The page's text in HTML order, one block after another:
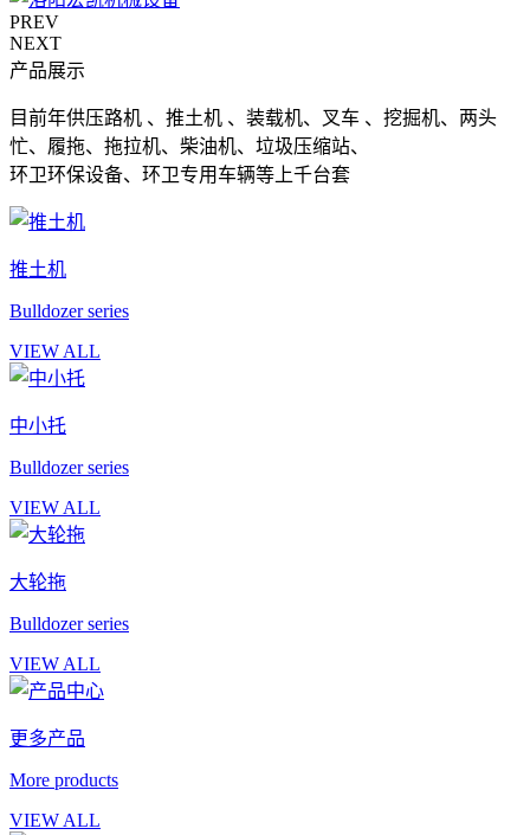
PREV
NEXT
产品展示
目前年供压路机 、推土机 、装载机、叉车 、挖掘机、两头
忙、履拖、拖拉机、柴油机、垃圾压缩站、
环卫环保设备、环卫专用车辆等上千台套
推土机
Bulldozer series
VIEW ALL
中小托
Bulldozer series
VIEW ALL
大轮拖
Bulldozer series
VIEW ALL
更多产品
More products
VIEW ALL